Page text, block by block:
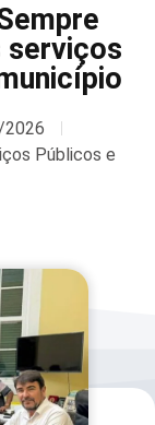
serviços
Públicos e